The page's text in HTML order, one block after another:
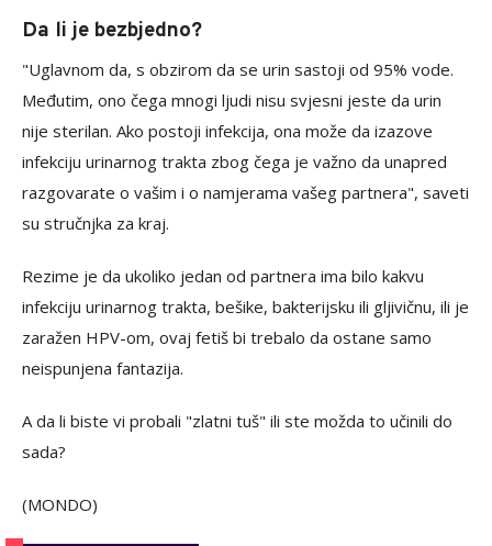
Da li je bezbjedno?
"Uglavnom da, s obzirom da se urin sastoji od 95% vode.
Međutim, ono čega mnogi ljudi nisu svjesni jeste da urin
nije sterilan. Ako postoji infekcija, ona može da izazove
infekciju urinarnog trakta zbog čega je važno da unapred
razgovarate o vašim i o namjerama vašeg partnera", saveti
su stručnjka za kraj.
Rezime je da ukoliko jedan od partnera ima bilo kakvu
infekciju urinarnog trakta, bešike, bakterijsku ili gljivičnu, ili je
zaražen HPV-om, ovaj fetiš bi trebalo da ostane samo
neispunjena fantazija.
A da li biste vi probali "zlatni tuš" ili ste možda to učinili do
sada?
(MONDO)